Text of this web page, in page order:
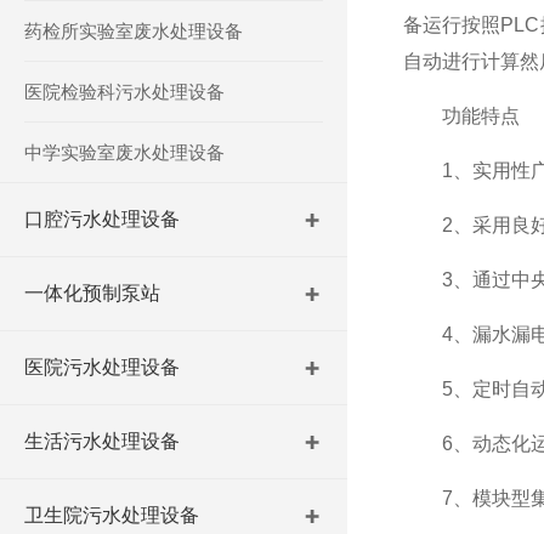
药检所实验室废水处理设备
医院检验科污水处理设备
中学实验室废水处理设备
口腔污水处理设备
一体化预制泵站
医院污水处理设备
生活污水处理设备
卫生院污水处理设备
备运行按照
自动进行计算
功能特点
1、实用性广
2、采用良好
3、通过中央
4、漏水漏电
5、定时自动
6、动态化运
7、模块型集